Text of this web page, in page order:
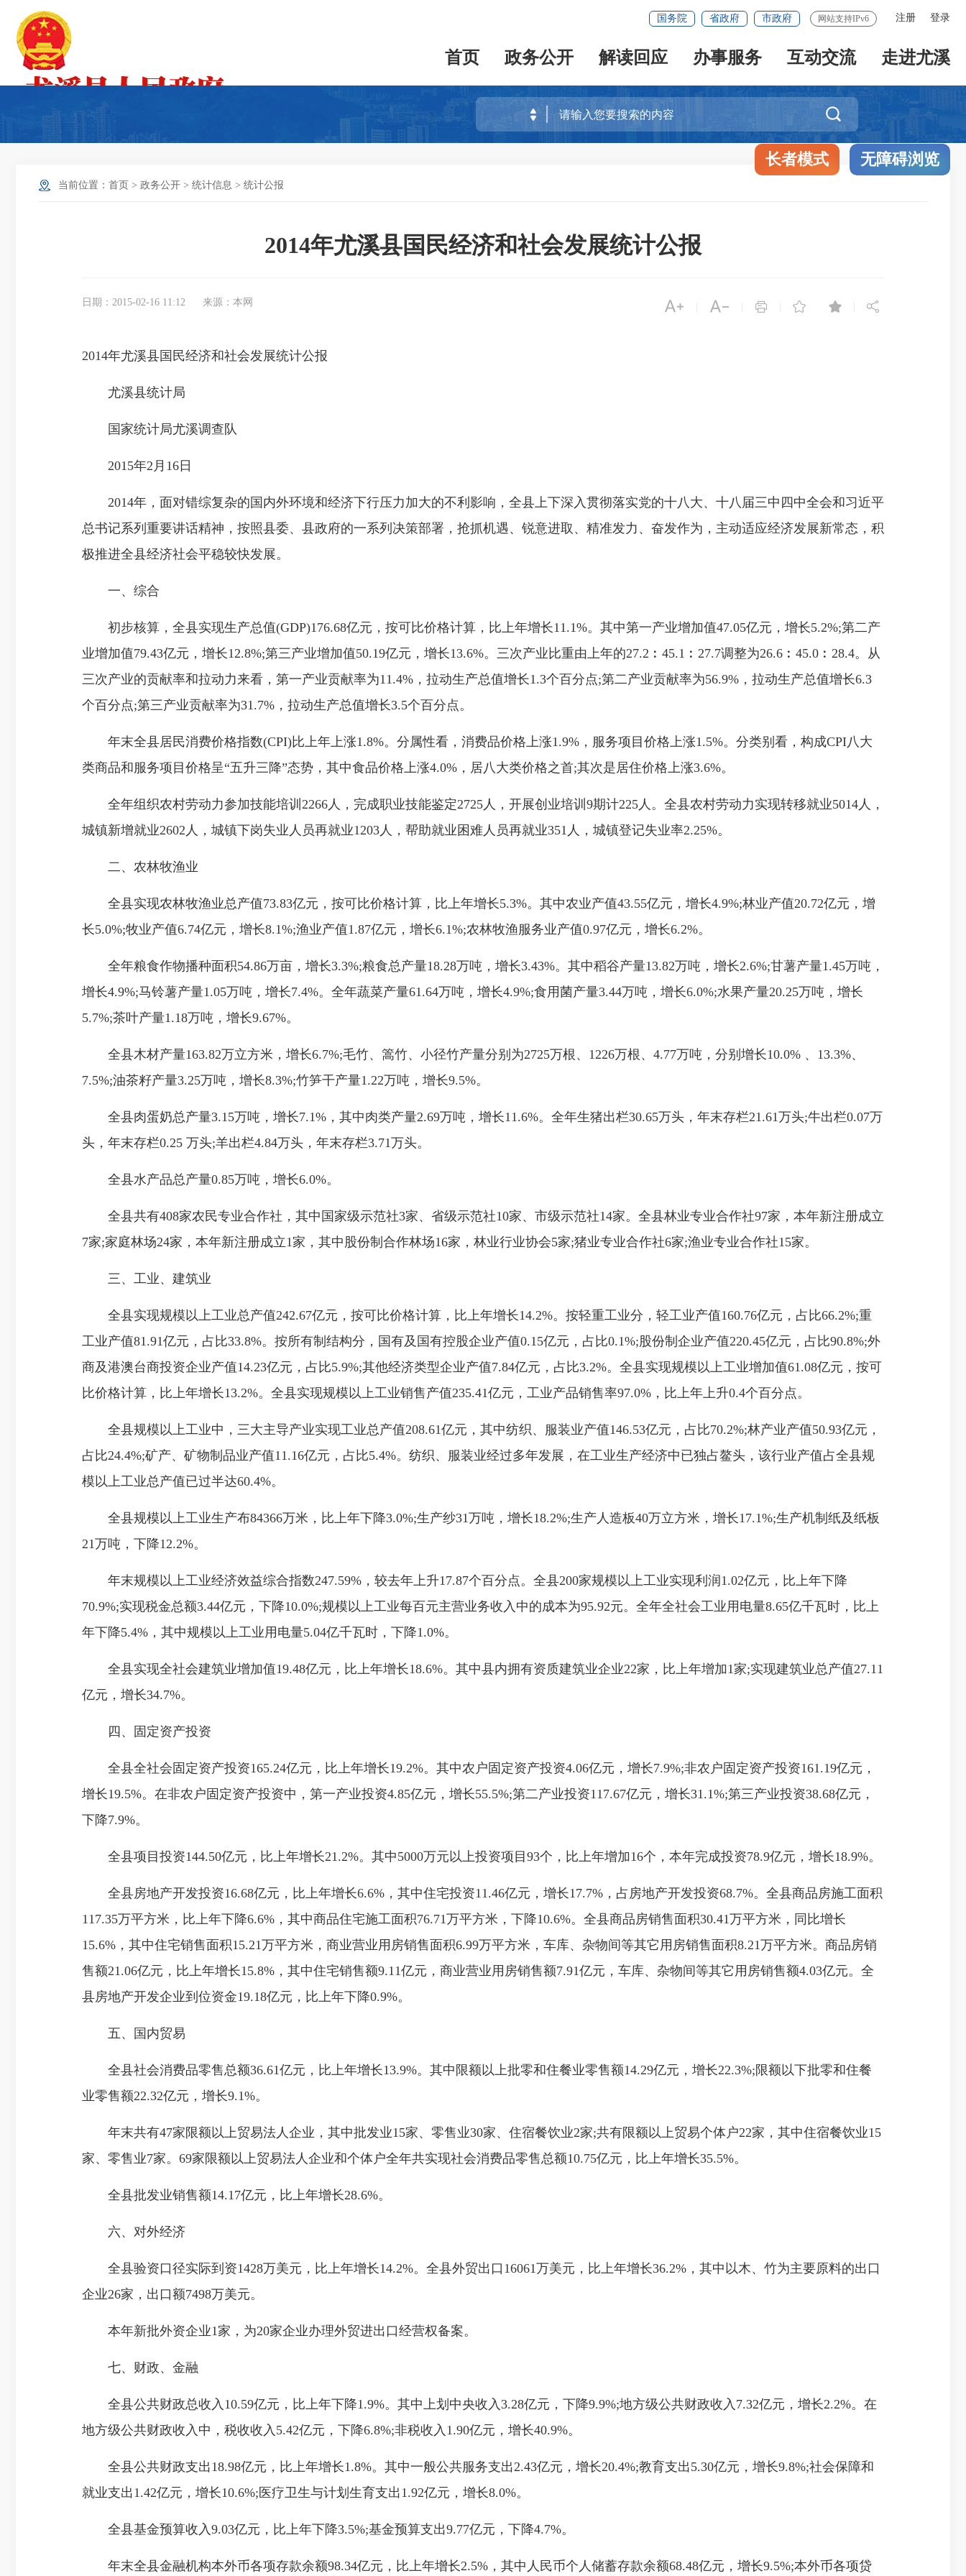
注册 登录
国务院 省政府 市政府 网站支持IPv6
首页 政务公开 解读回应 办事服务 互动交流 走进尤溪

长者模式 无障碍浏览
当前位置： 首页 > 政务公开 > 统计信息 > 统计公报
2014年尤溪县国民经济和社会发展统计公报
日期：2015-02-16 11:12 来源：本网      
2014年尤溪县国民经济和社会发展统计公报
尤溪县统计局
国家统计局尤溪调查队
2015年2月16日
2014年，面对错综复杂的国内外环境和经济下行压力加大的不利影响，全县上下深入贯彻落实党的十八大、十八届三中四中全会和习近平
总书记系列重要讲话精神，按照县委、县政府的一系列决策部署，抢抓机遇、锐意进取、精准发力、奋发作为，主动适应经济发展新常态，积
极推进全县经济社会平稳较快发展。
一、综合
初步核算，全县实现生产总值(GDP)176.68亿元，按可比价格计算，比上年增长11.1%。其中第一产业增加值47.05亿元，增长5.2%;第二产
业增加值79.43亿元，增长12.8%;第三产业增加值50.19亿元，增长13.6%。三次产业比重由上年的27.2︰45.1︰27.7调整为26.6︰45.0︰28.4。从
三次产业的贡献率和拉动力来看，第一产业贡献率为11.4%，拉动生产总值增长1.3个百分点;第二产业贡献率为56.9%，拉动生产总值增长6.3
个百分点;第三产业贡献率为31.7%，拉动生产总值增长3.5个百分点。
年末全县居民消费价格指数(CPI)比上年上涨1.8%。分属性看，消费品价格上涨1.9%，服务项目价格上涨1.5%。分类别看，构成CPI八大
类商品和服务项目价格呈“五升三降”态势，其中食品价格上涨4.0%，居八大类价格之首;其次是居住价格上涨3.6%。
全年组织农村劳动力参加技能培训2266人，完成职业技能鉴定2725人，开展创业培训9期计225人。全县农村劳动力实现转移就业5014人，
城镇新增就业2602人，城镇下岗失业人员再就业1203人，帮助就业困难人员再就业351人，城镇登记失业率2.25%。
二、农林牧渔业
全县实现农林牧渔业总产值73.83亿元，按可比价格计算，比上年增长5.3%。其中农业产值43.55亿元，增长4.9%;林业产值20.72亿元，增
长5.0%;牧业产值6.74亿元，增长8.1%;渔业产值1.87亿元，增长6.1%;农林牧渔服务业产值0.97亿元，增长6.2%。
全年粮食作物播种面积54.86万亩，增长3.3%;粮食总产量18.28万吨，增长3.43%。其中稻谷产量13.82万吨，增长2.6%;甘薯产量1.45万吨，
增长4.9%;马铃薯产量1.05万吨，增长7.4%。全年蔬菜产量61.64万吨，增长4.9%;食用菌产量3.44万吨，增长6.0%;水果产量20.25万吨，增长
5.7%;茶叶产量1.18万吨，增长9.67%。
全县木材产量163.82万立方米，增长6.7%;毛竹、篙竹、小径竹产量分别为2725万根、1226万根、4.77万吨，分别增长10.0% 、13.3%、
7.5%;油茶籽产量3.25万吨，增长8.3%;竹笋干产量1.22万吨，增长9.5%。
全县肉蛋奶总产量3.15万吨，增长7.1%，其中肉类产量2.69万吨，增长11.6%。全年生猪出栏30.65万头，年末存栏21.61万头;牛出栏0.07万
头，年末存栏0.25 万头;羊出栏4.84万头，年末存栏3.71万头。
全县水产品总产量0.85万吨，增长6.0%。
全县共有408家农民专业合作社，其中国家级示范社3家、省级示范社10家、市级示范社14家。全县林业专业合作社97家，本年新注册成立
7家;家庭林场24家，本年新注册成立1家，其中股份制合作林场16家，林业行业协会5家;猪业专业合作社6家;渔业专业合作社15家。
三、工业、建筑业
全县实现规模以上工业总产值242.67亿元，按可比价格计算，比上年增长14.2%。按轻重工业分，轻工业产值160.76亿元，占比66.2%;重
工业产值81.91亿元，占比33.8%。按所有制结构分，国有及国有控股企业产值0.15亿元，占比0.1%;股份制企业产值220.45亿元，占比90.8%;外
商及港澳台商投资企业产值14.23亿元，占比5.9%;其他经济类型企业产值7.84亿元，占比3.2%。全县实现规模以上工业增加值61.08亿元，按可
比价格计算，比上年增长13.2%。全县实现规模以上工业销售产值235.41亿元，工业产品销售率97.0%，比上年上升0.4个百分点。
全县规模以上工业中，三大主导产业实现工业总产值208.61亿元，其中纺织、服装业产值146.53亿元，占比70.2%;林产业产值50.93亿元，
占比24.4%;矿产、矿物制品业产值11.16亿元，占比5.4%。纺织、服装业经过多年发展，在工业生产经济中已独占鳌头，该行业产值占全县规
模以上工业总产值已过半达60.4%。
全县规模以上工业生产布84366万米，比上年下降3.0%;生产纱31万吨，增长18.2%;生产人造板40万立方米，增长17.1%;生产机制纸及纸板
21万吨，下降12.2%。
年末规模以上工业经济效益综合指数247.59%，较去年上升17.87个百分点。全县200家规模以上工业实现利润1.02亿元，比上年下降
70.9%;实现税金总额3.44亿元，下降10.0%;规模以上工业每百元主营业务收入中的成本为95.92元。全年全社会工业用电量8.65亿千瓦时，比上
年下降5.4%，其中规模以上工业用电量5.04亿千瓦时，下降1.0%。
全县实现全社会建筑业增加值19.48亿元，比上年增长18.6%。其中县内拥有资质建筑业企业22家，比上年增加1家;实现建筑业总产值27.11
亿元，增长34.7%。
四、固定资产投资
全县全社会固定资产投资165.24亿元，比上年增长19.2%。其中农户固定资产投资4.06亿元，增长7.9%;非农户固定资产投资161.19亿元，
增长19.5%。在非农户固定资产投资中，第一产业投资4.85亿元，增长55.5%;第二产业投资117.67亿元，增长31.1%;第三产业投资38.68亿元，
下降7.9%。
全县项目投资144.50亿元，比上年增长21.2%。其中5000万元以上投资项目93个，比上年增加16个，本年完成投资78.9亿元，增长18.9%。
全县房地产开发投资16.68亿元，比上年增长6.6%，其中住宅投资11.46亿元，增长17.7%，占房地产开发投资68.7%。全县商品房施工面积
117.35万平方米，比上年下降6.6%，其中商品住宅施工面积76.71万平方米，下降10.6%。全县商品房销售面积30.41万平方米，同比增长
15.6%，其中住宅销售面积15.21万平方米，商业营业用房销售面积6.99万平方米，车库、杂物间等其它用房销售面积8.21万平方米。商品房销
售额21.06亿元，比上年增长15.8%，其中住宅销售额9.11亿元，商业营业用房销售额7.91亿元，车库、杂物间等其它用房销售额4.03亿元。全
县房地产开发企业到位资金19.18亿元，比上年下降0.9%。
五、国内贸易
全县社会消费品零售总额36.61亿元，比上年增长13.9%。其中限额以上批零和住餐业零售额14.29亿元，增长22.3%;限额以下批零和住餐
业零售额22.32亿元，增长9.1%。
年末共有47家限额以上贸易法人企业，其中批发业15家、零售业30家、住宿餐饮业2家;共有限额以上贸易个体户22家，其中住宿餐饮业15
家、零售业7家。69家限额以上贸易法人企业和个体户全年共实现社会消费品零售总额10.75亿元，比上年增长35.5%。
全县批发业销售额14.17亿元，比上年增长28.6%。
六、对外经济
全县验资口径实际到资1428万美元，比上年增长14.2%。全县外贸出口16061万美元，比上年增长36.2%，其中以木、竹为主要原料的出口
企业26家，出口额7498万美元。
本年新批外资企业1家，为20家企业办理外贸进出口经营权备案。
七、财政、金融
全县公共财政总收入10.59亿元，比上年下降1.9%。其中上划中央收入3.28亿元，下降9.9%;地方级公共财政收入7.32亿元，增长2.2%。在
地方级公共财政收入中，税收收入5.42亿元，下降6.8%;非税收入1.90亿元，增长40.9%。
全县公共财政支出18.98亿元，比上年增长1.8%。其中一般公共服务支出2.43亿元，增长20.4%;教育支出5.30亿元，增长9.8%;社会保障和
就业支出1.42亿元，增长10.6%;医疗卫生与计划生育支出1.92亿元，增长8.0%。
全县基金预算收入9.03亿元，比上年下降3.5%;基金预算支出9.77亿元，下降4.7%。
年末全县金融机构本外币各项存款余额98.34亿元，比上年增长2.5%，其中人民币个人储蓄存款余额68.48亿元，增长9.5%;本外币各项贷